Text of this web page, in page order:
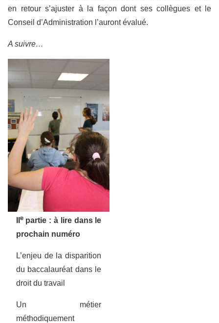
en retour s’ajuster à la façon dont ses collègues et le
Conseil d’Administration l’auront évalué.
A suivre…
epartie : à lire dans le
prochain numéro
L’enjeu de la disparition
du baccalauréat dans le
droit du travail
Un métier
méthodiquement